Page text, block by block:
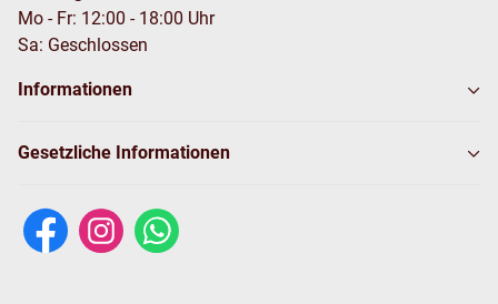
Mo - Fr: 12:00 - 18:00 Uhr
Sa: Geschlossen
Informationen
Gesetzliche Informationen